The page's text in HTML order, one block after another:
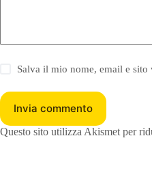
Salva il mio nome, email e
Invia commento
Questo sito utilizza Akismet per